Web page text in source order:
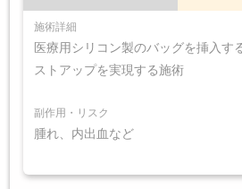
施術詳細
医療用シリコン製のバッグを挿入す
ストアップを実現する施術
副作用・リスク
腫れ、内出血など